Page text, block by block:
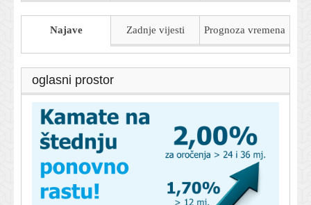
Najave Zadnje vijesti Prognoza vremena
oglasni prostor